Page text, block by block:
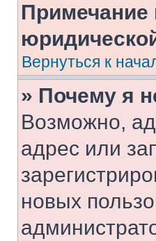
Примечание
Вернуться к
» Почему я
Возможно,
адрес или
новых